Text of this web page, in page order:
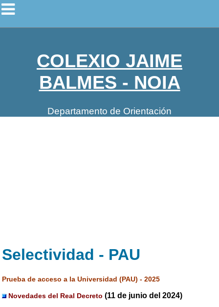
COLEXIO JAIME
BALMES - NOIA
Departamento de Orientación
Selectividad - PAU
Prueba de acceso a la Universidad (PAU) - 2025
Novedades del Real Decreto(11 de junio del 2024)